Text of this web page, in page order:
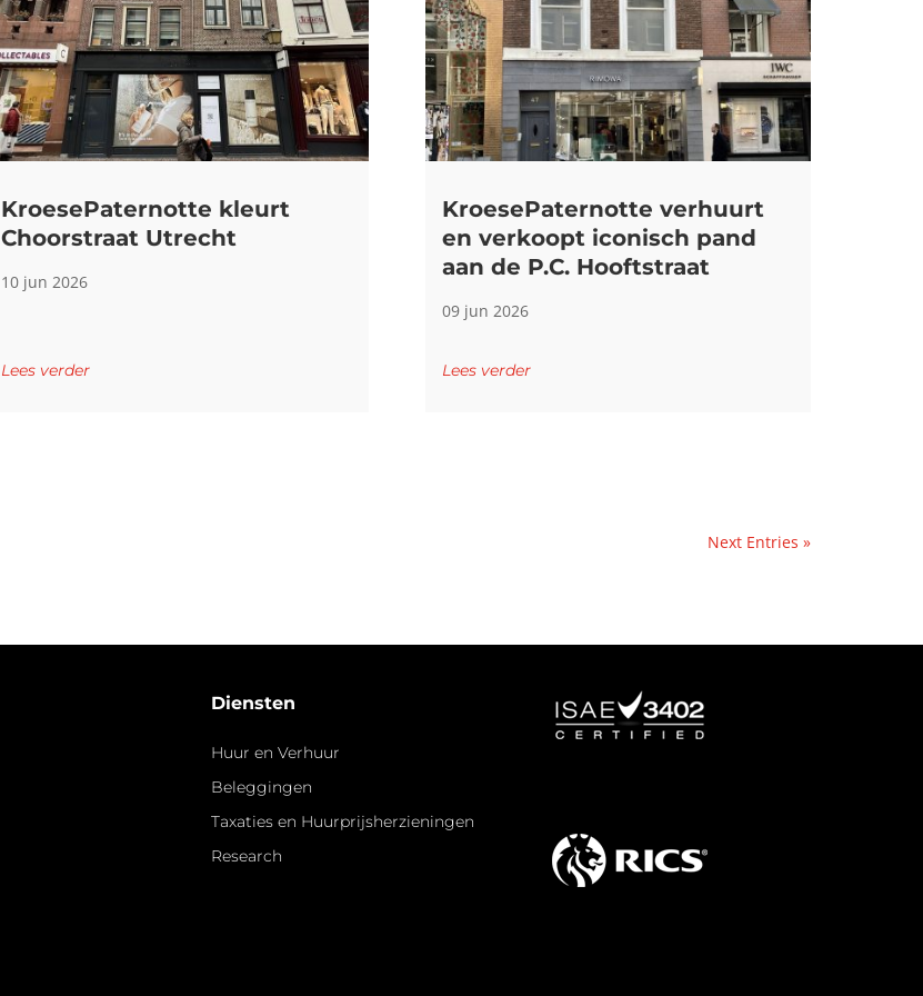
KroesePaternotte kleurt
Choorstraat Utrecht
10 jun 2026
Lees verder
KroesePaternotte verhuurt
en verkoopt iconisch pand
aan de P.C. Hooftstraat
09 jun 2026
Lees verder
Next Entries »
Diensten
Huur en Verhuur
Beleggingen
Taxaties en Huurprijsherzieningen
Research